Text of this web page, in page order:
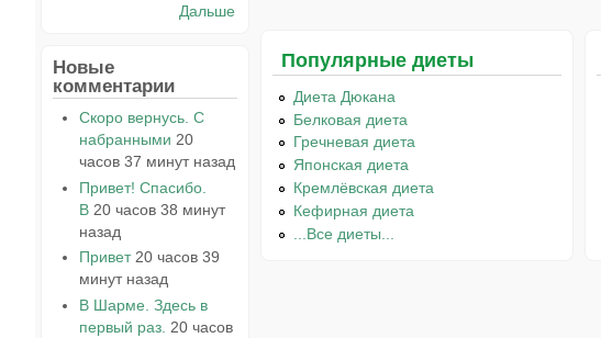
Популярные диеты
Диета Дюкана
Белковая диета
Гречневая диета
Японская диета
Кремлёвская диета
Кефирная диета
...Все диеты...
Дальше
Новые
комментарии
Скоро вернусь. С
набранными 20
часов 37 минут назад
Привет! Спасибо.
В 20 часов 38 минут
назад
Привет 20 часов 39
минут назад
В Шарме. Здесь в
первый раз. 20 часов